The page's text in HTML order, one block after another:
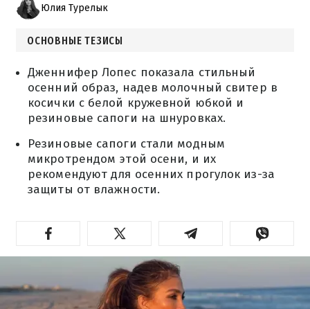
Юлия Турелык
ОСНОВНЫЕ ТЕЗИСЫ
Дженнифер Лопес показала стильный
осенний образ, надев молочный свитер в
косички с белой кружевной юбкой и
резиновые сапоги на шнуровках.
Резиновые сапоги стали модным
микротрендом этой осени, и их
рекомендуют для осенних прогулок из-за
защиты от влажности.